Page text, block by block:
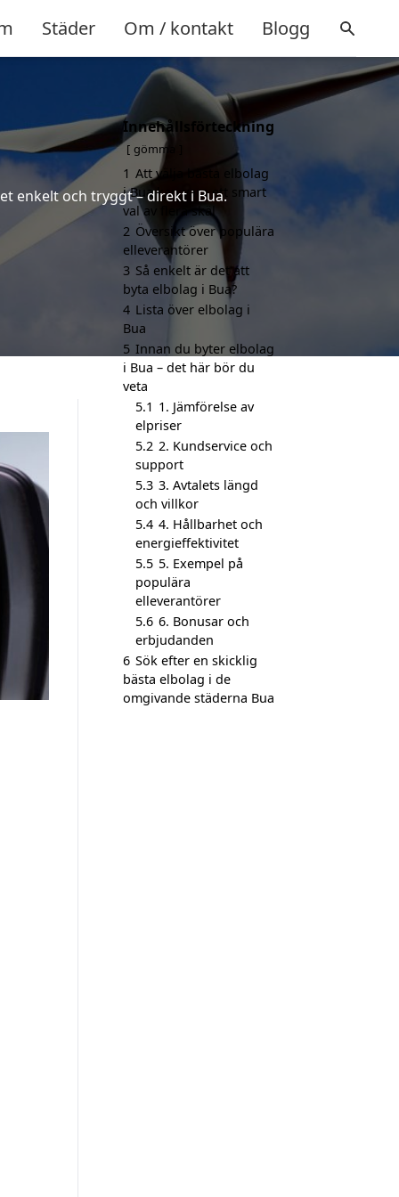
Städer Om / kontakt Blogg
enkelt och tryggt – direkt i Bua.
Innehållsförteckning
gömma
1 Att välja bästa elbolag
i Bua kan vara ett smart
val av flera skäl
2 Översikt över populära
elleverantörer
3 Så enkelt är det att
byta elbolag i Bua?
4 Lista över elbolag i
Bua
5 Innan du byter elbolag
i Bua – det här bör du
veta
5.1 1. Jämförelse av
elpriser
5.2 2. Kundservice och
support
5.3 3. Avtalets längd
och villkor
5.4 4. Hållbarhet och
energieffektivitet
5.5 5. Exempel på
populära
elleverantörer
5.6 6. Bonusar och
erbjudanden
6 Sök efter en skicklig
bästa elbolag i de
omgivande städerna Bua